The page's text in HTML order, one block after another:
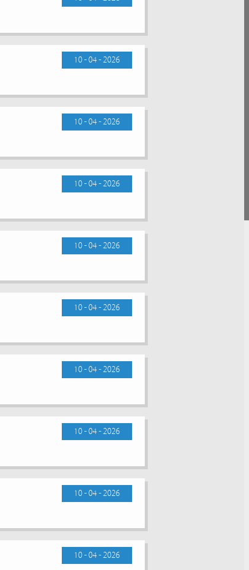
10 - 04 - 2026
10 - 04 - 2026
10 - 04 - 2026
10 - 04 - 2026
10 - 04 - 2026
10 - 04 - 2026
10 - 04 - 2026
10 - 04 - 2026
10 - 04 - 2026